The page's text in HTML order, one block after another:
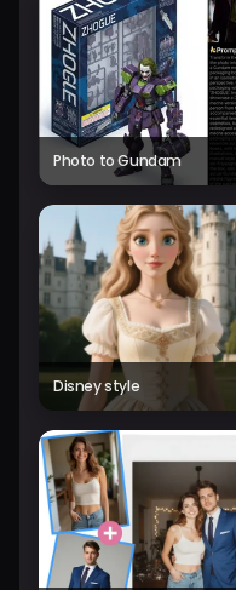
Photo to Gundam
Disney style